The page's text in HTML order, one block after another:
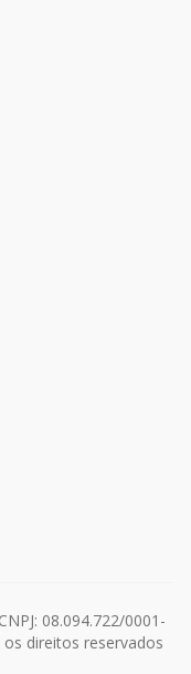
08.094.722/0001-
direitos reservados